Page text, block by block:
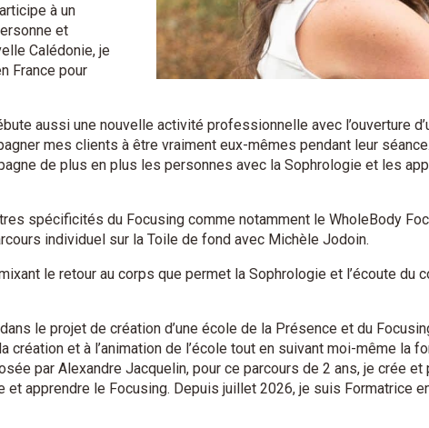
à un
et
Calédonie, je
France pour
aussi une nouvelle activité professionnelle avec l’ouverture
mes clients à être vraiment eux-mêmes pendant leur
de plus en plus les personnes avec la Sophrologie et les
spécificités du Focusing comme notamment le WholeBody
individuel sur la Toile de fond avec Michèle Jodoin.
le retour au corps que permet la Sophrologie et l’écoute du
le projet de création d’une école de la Présence et du
création et à l’animation de l’école tout en suivant moi-même la
par Alexandre Jacquelin, pour ce parcours de 2 ans, je crée et
apprendre le Focusing. Depuis juillet 2026, je suis Formatrice